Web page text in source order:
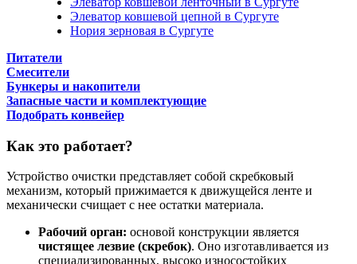
Элеватор ковшевой цепной в Сургуте
Нория зерновая в Сургуте
Питатели
Смесители
Бункеры и накопители
Запасные части и комплектующие
Подобрать конвейер
Как это работает?
Устройство очистки представляет собой скребковый
механизм, который прижимается к движущейся ленте и
механически счищает с нее остатки материала.
Рабочий орган: основой конструкции является
чистящее лезвие (скребок). Оно изготавливается из
специализированных, высоко износостойких